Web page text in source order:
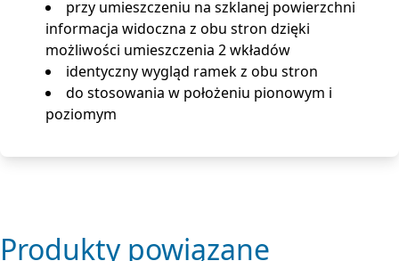
przy umieszczeniu na szklanej powierzchni
informacja widoczna z obu stron dzięki
możliwości umieszczenia 2 wkładów
identyczny wygląd ramek z obu stron
do stosowania w położeniu pionowym i
poziomym
Produkty powiązane